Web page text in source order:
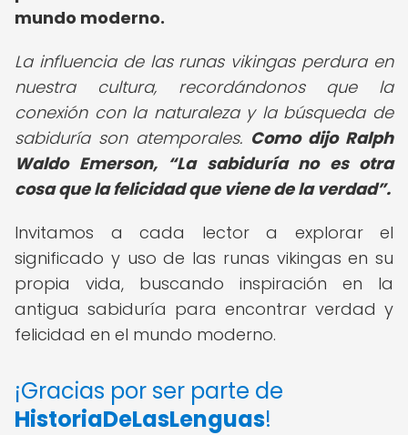
mundo moderno.
La influencia de las runas vikingas perdura en
nuestra cultura, recordándonos que la
conexión con la naturaleza y la búsqueda de
sabiduría son atemporales. Como dijo Ralph
Waldo Emerson,
La sabiduría no es otra
cosa que la felicidad que viene de la verdad .
Invitamos a cada lector a explorar el
significado y uso de las runas vikingas en su
propia vida, buscando inspiración en la
antigua sabiduría para encontrar verdad y
felicidad en el mundo moderno.
¡Gracias por ser parte de
HistoriaDeLasLenguas!